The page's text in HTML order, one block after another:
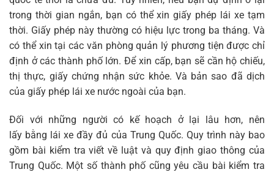
trong thời gian ngắn, bạn có thể xin giấy phép lái xe tạm
thời. Giấy phép này thường có hiệu lực trong ba tháng. Và
có thể xin tại các văn phòng quản lý phương tiện được chỉ
định ở các thành phố lớn. Để xin cấp, bạn sẽ cần hộ chiếu,
thị thực, giấy chứng nhận sức khỏe. Và bản sao đã dịch
của giấy phép lái xe nước ngoài của bạn.
Đối với những người có kế hoạch ở lại lâu hơn, nên
lấy bằng lái xe đầy đủ của Trung Quốc. Quy trình này bao
gồm bài kiểm tra viết về luật và quy định giao thông của
Trung Quốc. Một số thành phố cũng yêu cầu bài kiểm tra